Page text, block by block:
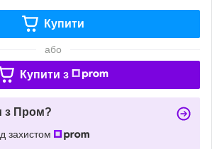
Купити
або
Купити з
з Пром?
захистом